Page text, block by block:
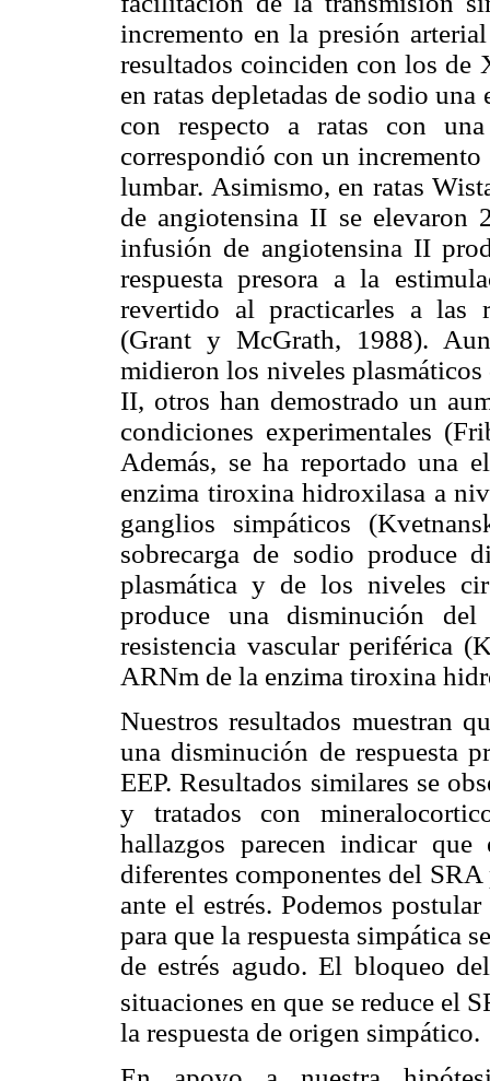
incremento en la presión
resultados coinciden con los de
en ratas depletadas de sodio
con respecto a ratas con
correspondió con un
lumbar. Asimismo, en ratas
de angiotensina II se elevaron
infusión de angiotensina II
respuesta presora a la
revertido al practicarles a las
(Grant y McGrath, 1988).
midieron los niveles
II, otros han demostrado un
condiciones experimentales
Además, se ha reportado una
enzima tiroxina hidroxilasa a
ganglios simpáticos
sobrecarga de sodio produce
plasmática y de los niveles
produce una disminución
resistencia vascular periférica
ARNm de la enzima tiroxina
Nuestros resultados muestran
una disminución de respuesta
EEP. Resultados similares se
y tratados con
hallazgos parecen indicar
diferentes componentes del SRA
ante el estrés. Podemos
para que la respuesta simpática
de estrés agudo. El bloqueo
situaciones en que se reduce el
la respuesta de origen simpático.